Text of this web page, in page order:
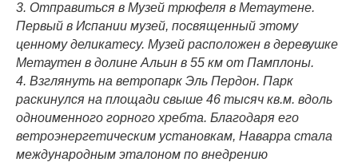
3. Отправиться в Музей трюфеля в Метаутене.
Первый в Испании музей, посвященный этому
ценному деликатесу. Музей расположен в деревушке
Метаутен в долине Альин в 55 км от Памплоны.
4. Взглянуть на ветропарк Эль Пердон. Парк
раскинулся на площади свыше 46 тысяч кв.м. вдоль
одноименного горного хребта. Благодаря его
ветроэнергетическим установкам, Наварра стала
международным эталоном по внедрению